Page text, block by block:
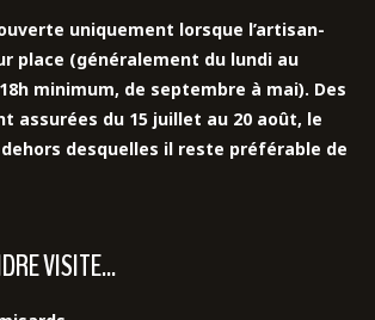
uniquement lorsque l’artisan-
place (généralement du lundi au
minimum, de septembre à mai). Des
assurées du 15 juillet au 20 août, le
desquelles il reste préférable de
VISITE...